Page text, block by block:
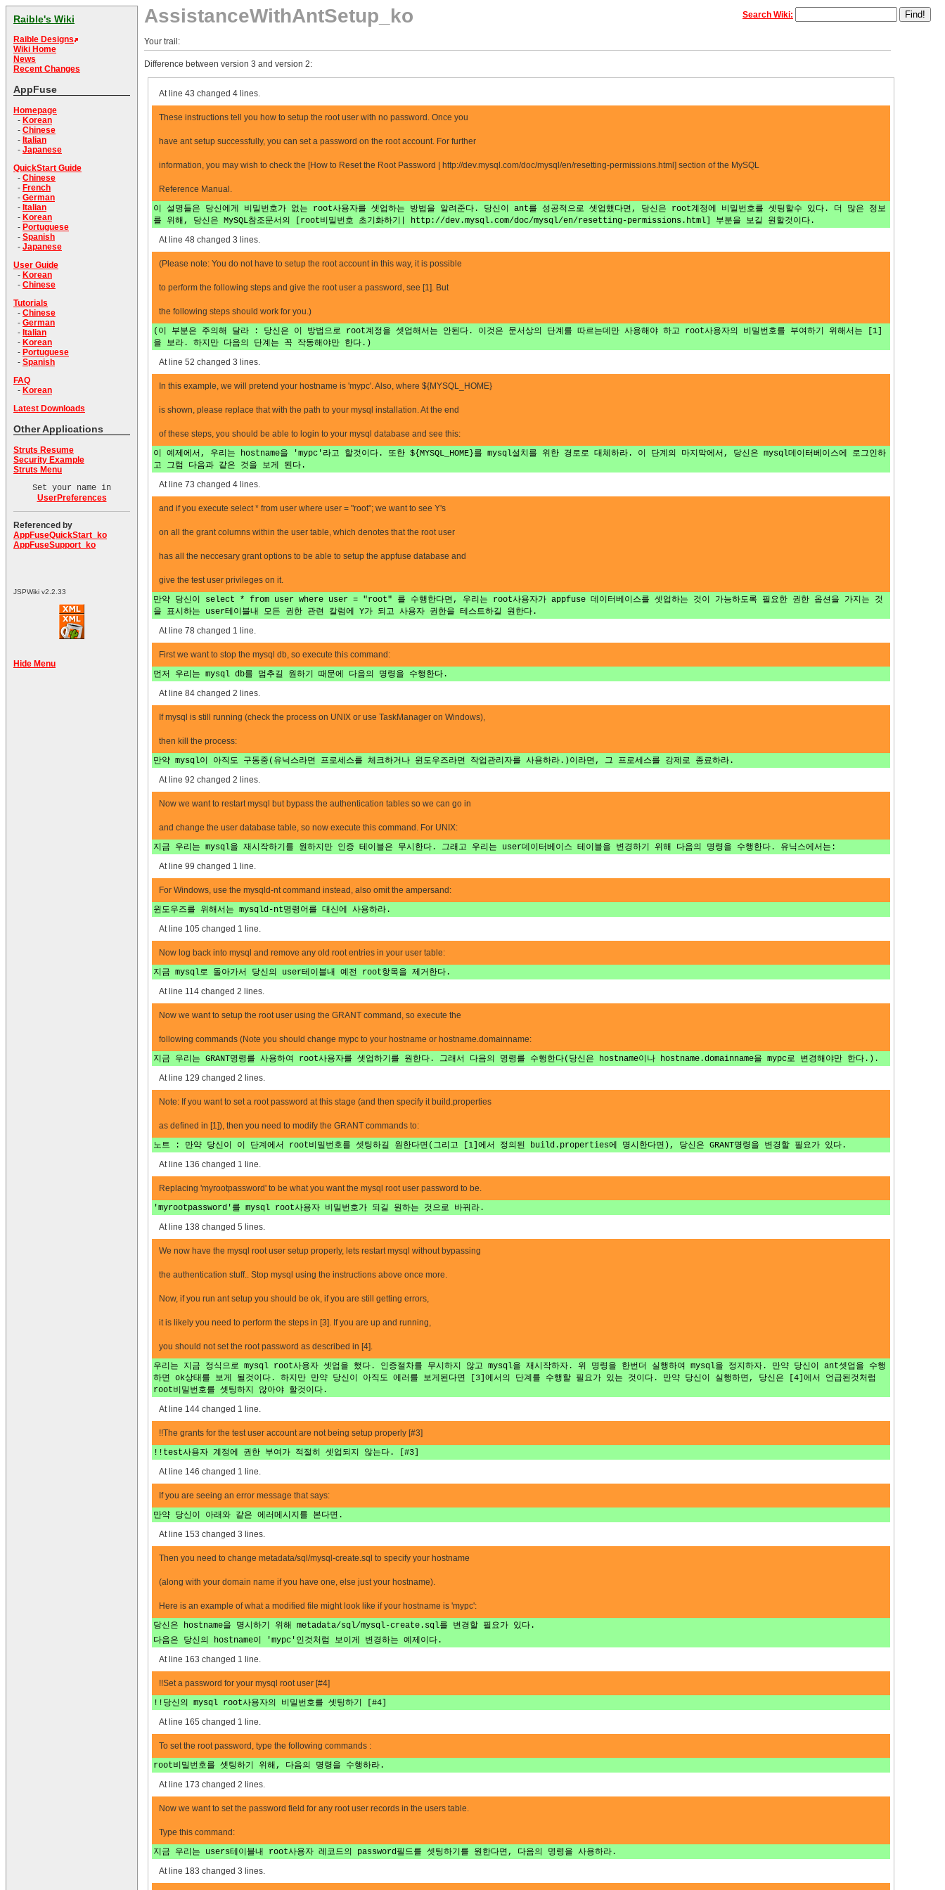
Raible's Wiki
Raible Designs
Wiki Home
News
Recent Changes
AppFuse
Homepage
- Korean
- Chinese
- Italian
- Japanese
QuickStart Guide
- Chinese
- French
- German
- Italian
- Korean
- Portuguese
- Spanish
- Japanese
User Guide
- Korean
- Chinese
Tutorials
- Chinese
- German
- Italian
- Korean
- Portuguese
- Spanish
FAQ
- Korean
Latest Downloads
Other Applications
Struts Resume
Security Example
Struts Menu
Set your name in
UserPreferences
Referenced by
AppFuseQuickStart_ko
AppFuseSupport_ko
JSPWiki v2.2.33
Hide Menu
AssistanceWithAntSetup_ko Search Wiki:
Your trail:
Difference between version 3 and version 2:
At line 43 changed 4 lines.
These instructions tell you how to setup the root user with no password. Once you
have ant setup successfully, you can set a password on the root account. For further
information, you may wish to check the [How to Reset the Root Password | http://dev.mysql.com/doc/mysql/en/resetting-permissions.html] section of the MySQL
Reference Manual.
이 설명들은 당신에게 비밀번호가 없는 root사용자를 셋업하는 방법을 알려준다. 당신이 ant를 성공적으로 셋업했다면, 당신은 root계정에 비밀번호를 셋팅할수 있다. 더 많은 정보
를 위해, 당신은 MySQL참조문서의 [root비밀번호 초기화하기| http://dev.mysql.com/doc/mysql/en/resetting-permissions.html] 부분을 보길 원할것이다.
At line 48 changed 3 lines.
(Please note: You do not have to setup the root account in this way, it is possible
to perform the following steps and give the root user a password, see [1]. But
the following steps should work for you.)
(이 부분은 주의해 달라 : 당신은 이 방법으로 root계정을 셋업해서는 안된다. 이것은 문서상의 단계를 따르는데만 사용해야 하고 root사용자의 비밀번호를 부여하기 위해서는 [1]
을 보라. 하지만 다음의 단계는 꼭 작동해야만 한다.)
At line 52 changed 3 lines.
In this example, we will pretend your hostname is 'mypc'. Also, where ${MYSQL_HOME}
is shown, please replace that with the path to your mysql installation. At the end
of these steps, you should be able to login to your mysql database and see this:
이 예제에서, 우리는 hostname을 'mypc'라고 할것이다. 또한 ${MYSQL_HOME}를 mysql설치를 위한 경로로 대체하라. 이 단계의 마지막에서, 당신은 mysql데이터베이스에 로그인하
고 그럼 다음과 같은 것을 보게 된다.
At line 73 changed 4 lines.
and if you execute select * from user where user = "root"; we want to see Y's
on all the grant columns within the user table, which denotes that the root user
has all the neccesary grant options to be able to setup the appfuse database and
give the test user privileges on it.
만약 당신이 select * from user where user = "root" 를 수행한다면, 우리는 root사용자가 appfuse 데이터베이스를 셋업하는 것이 가능하도록 필요한 권한 옵션을 가지는 것
을 표시하는 user테이블내 모든 권한 관련 칼럼에 Y가 되고 사용자 권한을 테스트하길 원한다.
At line 78 changed 1 line.
First we want to stop the mysql db, so execute this command:
먼저 우리는 mysql db를 멈추길 원하기 때문에 다음의 명령을 수행한다.
At line 84 changed 2 lines.
If mysql is still running (check the process on UNIX or use TaskManager on Windows),
then kill the process:
만약 mysql이 아직도 구동중(유닉스라면 프로세스를 체크하거나 윈도우즈라면 작업관리자를 사용하라.)이라면, 그 프로세스를 강제로 종료하라.
At line 92 changed 2 lines.
Now we want to restart mysql but bypass the authentication tables so we can go in
and change the user database table, so now execute this command. For UNIX:
지금 우리는 mysql을 재시작하기를 원하지만 인증 테이블은 무시한다. 그래고 우리는 user데이터베이스 테이블을 변경하기 위해 다음의 명령을 수행한다. 유닉스에서는:
At line 99 changed 1 line.
For Windows, use the mysqld-nt command instead, also omit the ampersand:
윈도우즈를 위해서는 mysqld-nt명령어를 대신에 사용하라.
At line 105 changed 1 line.
Now log back into mysql and remove any old root entries in your user table:
지금 mysql로 돌아가서 당신의 user테이블내 예전 root항목을 제거한다.
At line 114 changed 2 lines.
Now we want to setup the root user using the GRANT command, so execute the
following commands (Note you should change mypc to your hostname or hostname.domainname:
지금 우리는 GRANT명령를 사용하여 root사용자를 셋업하기를 원한다. 그래서 다음의 명령를 수행한다(당신은 hostname이나 hostname.domainname을 mypc로 변경해야만 한다.).
At line 129 changed 2 lines.
Note: If you want to set a root password at this stage (and then specify it build.properties
as defined in [1]), then you need to modify the GRANT commands to:
노트 : 만약 당신이 이 단계에서 root비밀번호를 셋팅하길 원한다면(그리고 [1]에서 정의된 build.properties에 명시한다면), 당신은 GRANT명령을 변경할 필요가 있다.
At line 136 changed 1 line.
Replacing 'myrootpassword' to be what you want the mysql root user password to be.
'myrootpassword'를 mysql root사용자 비밀번호가 되길 원하는 것으로 바꿔라.
At line 138 changed 5 lines.
We now have the mysql root user setup properly, lets restart mysql without bypassing
the authentication stuff.. Stop mysql using the instructions above once more.
Now, if you run ant setup you should be ok, if you are still getting errors,
it is likely you need to perform the steps in [3]. If you are up and running,
you should not set the root password as described in [4].
우리는 지금 정식으로 mysql root사용자 셋업을 했다. 인증절차를 무시하지 않고 mysql을 재시작하자. 위 명령을 한번더 실행하여 mysql을 정지하자. 만약 당신이 ant셋업을 수행
하면 ok상태를 보게 될것이다. 하지만 만약 당신이 아직도 에러를 보게된다면 [3]에서의 단계를 수행할 필요가 있는 것이다. 만약 당신이 실행하면, 당신은 [4]에서 언급된것처럼
root비밀번호를 셋팅하지 않아야 할것이다.
At line 144 changed 1 line.
!!The grants for the test user account are not being setup properly [#3]
!!test사용자 계정에 권한 부여가 적절히 셋업되지 않는다. [#3]
At line 146 changed 1 line.
If you are seeing an error message that says:
만약 당신이 아래와 같은 에러메시지를 본다면.
At line 153 changed 3 lines.
Then you need to change metadata/sql/mysql-create.sql to specify your hostname
(along with your domain name if you have one, else just your hostname).
Here is an example of what a modified file might look like if your hostname is 'mypc':
당신은 hostname을 명시하기 위해 metadata/sql/mysql-create.sql를 변경할 필요가 있다.
다음은 당신의 hostname이 'mypc'인것처럼 보이게 변경하는 예제이다.
At line 163 changed 1 line.
!!Set a password for your mysql root user [#4]
!!당신의 mysql root사용자의 비밀번호를 셋팅하기 [#4]
At line 165 changed 1 line.
To set the root password, type the following commands :
root비밀번호를 셋팅하기 위해, 다음의 명령을 수행하라.
At line 173 changed 2 lines.
Now we want to set the password field for any root user records in the users table.
Type this command:
지금 우리는 users테이블내 root사용자 레코드의 password필드를 셋팅하기를 원한다면, 다음의 명령을 사용하라.
At line 183 changed 3 lines.